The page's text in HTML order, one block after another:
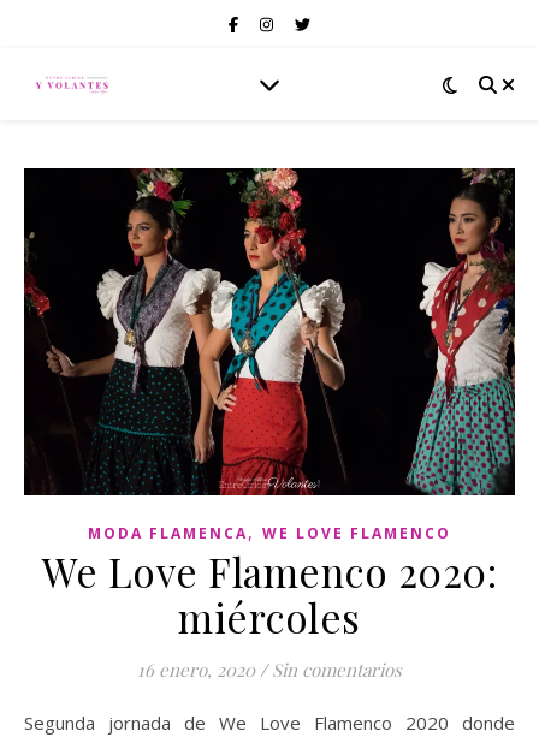
MODA FLAMENCA, WE LOVE FLAMENCO
We Love Flamenco 2020:
miércoles
16 enero, 2020 / Sin comentarios
Segunda jornada de We Love Flamenco 2020 donde